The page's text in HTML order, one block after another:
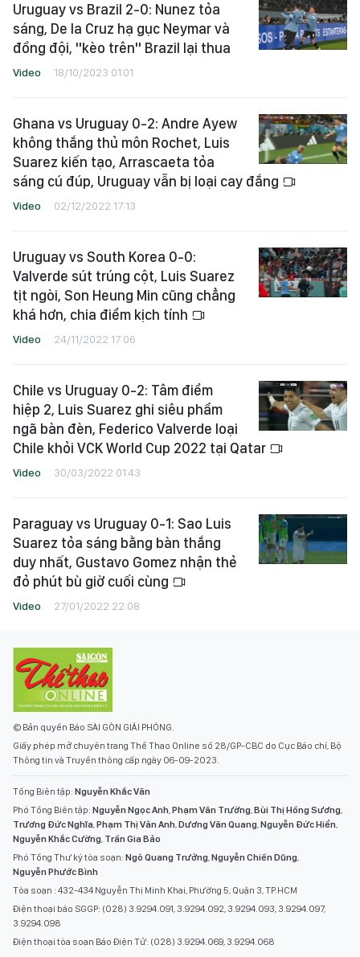
Uruguay vs Brazil 2-0: Nunez tỏa
sáng, De la Cruz hạ gục Neymar và
đồng đội, "kèo trên" Brazil lại thua
Video 18/10/2023 01:01
Ghana vs Uruguay 0-2: Andre Ayew
không thắng thủ môn Rochet, Luis
Suarez kiến tạo, Arrascaeta tỏa
sáng cú đúp, Uruguay vẫn bị loại cay đắng
Video 02/12/2022 17:13
Uruguay vs South Korea 0-0:
Valverde sút trúng cột, Luis Suarez
tịt ngòi, Son Heung Min cũng chẳng
khá hơn, chia điểm kịch tính
Video 24/11/2022 17:06
Chile vs Uruguay 0-2: Tâm điểm
hiệp 2, Luis Suarez ghi siêu phẩm
ngã bàn đèn, Federico Valverde loại
Chile khỏi VCK World Cup 2022 tại Qatar
Video 30/03/2022 01:43
Paraguay vs Uruguay 0-1: Sao Luis
Suarez tỏa sáng bằng bàn thắng
duy nhất, Gustavo Gomez nhận thẻ
đỏ phút bù giờ cuối cùng
Video 27/01/2022 22:08
© Bản quyền Báo SÀI GÒN GIẢI PHÓNG.
Giấy phép mở chuyên trang Thể Thao Online số 28/GP-CBC do Cục Báo chí, Bộ
Thông tin và Truyền thông cấp ngày 06-09-2023.
Tổng Biên tập: Nguyễn Khắc Văn
Phó Tổng Biên tập: Nguyễn Ngọc Anh,Phạm Văn Trường,Bùi Thị Hồng Sương,
Trương Đức Nghĩa,Phạm Thị Vân Anh,Dương Văn Quang,Nguyễn Đức Hiển,
Nguyễn Khắc Cường, Trần Gia Bảo
Phó Tổng Thư ký tòa soạn: Ngô Quang Trưởng,Nguyễn Chiến Dũng,
Nguyễn Phước Bình
Tòa soạn : 432-434 Nguyễn Thị Minh Khai, Phường 5, Quận 3, TP.HCM
Điện thoại báo SGGP: (028) 3.9294.091, 3.9294.092, 3.9294.093, 3.9294.097,
3.9294.098
Điện thoại tòa soạn Báo Điện Tử: (028) 3.9294.069, 3.9294.068